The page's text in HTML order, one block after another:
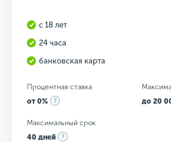
с 18 лет
24 часа
банковская карта
Процентная ставка
от 0%
до 20
Максимальный срок
40 дней